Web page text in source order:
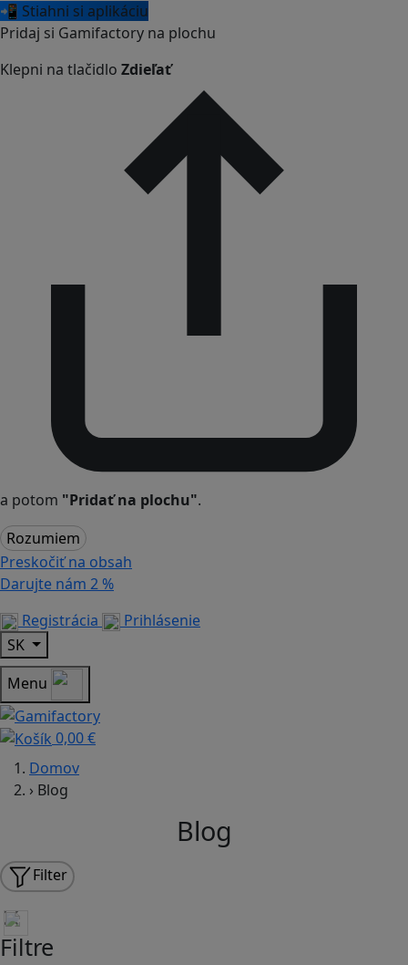
📲 Stiahni si aplikáciu
Pridaj si Gamifactory na plochu
Klepni na tlačidlo Zdieľať
a potom "Pridať na plochu".
Rozumiem
Preskočiť na obsah
Darujte nám 2 %
Registrácia
Prihlásenie
SK
Menu
0,00 €
Domov
› Blog
Blog
Filter
Filtre